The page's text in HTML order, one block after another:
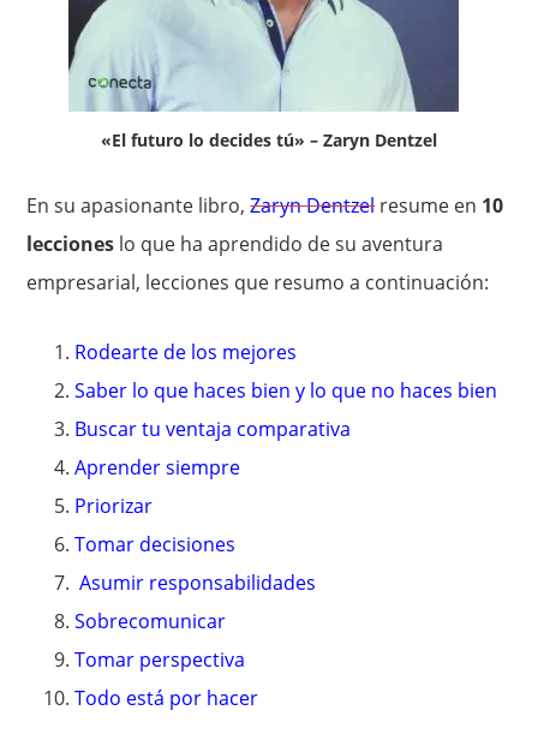
«El futuro lo decides tú» – Zaryn Dentzel
En su apasionante libro,Zaryn Dentzel resume en 10
lecciones lo que ha aprendido de su aventura
empresarial, lecciones que resumo a continuación:
Rodearte de los mejores
Saber lo que haces bien y lo que no haces bien
Buscar tu ventaja comparativa
Aprender siempre
Priorizar
Tomar decisiones
Asumir responsabilidades
Sobrecomunicar
Tomar perspectiva
Todo está por hacer